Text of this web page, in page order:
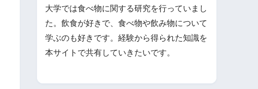
大学では食べ物に関する研究を行っていまし
た。飲食が好きで、食べ物や飲み物について
学ぶのも好きです。経験から得られた知識を
本サイトで共有していきたいです。